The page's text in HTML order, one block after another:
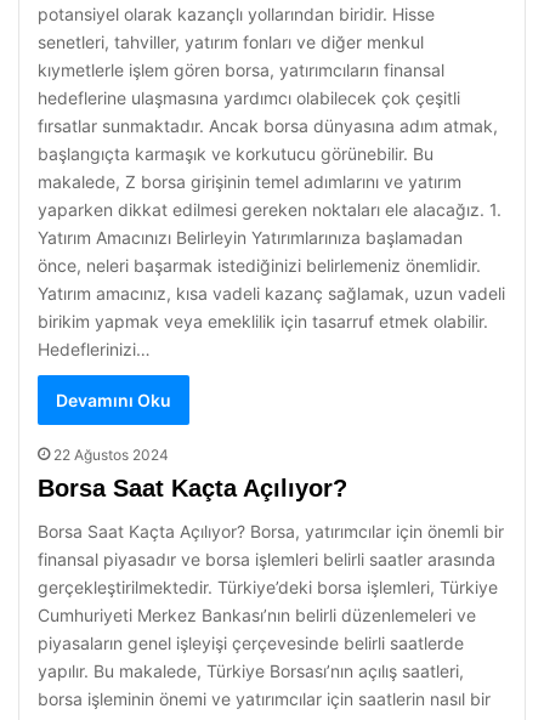
potansiyel olarak kazançlı yollarından biridir. Hisse
senetleri, tahviller, yatırım fonları ve diğer menkul
kıymetlerle işlem gören borsa, yatırımcıların finansal
hedeflerine ulaşmasına yardımcı olabilecek çok çeşitli
fırsatlar sunmaktadır. Ancak borsa dünyasına adım atmak,
başlangıçta karmaşık ve korkutucu görünebilir. Bu
makalede, Z borsa girişinin temel adımlarını ve yatırım
yaparken dikkat edilmesi gereken noktaları ele alacağız. 1.
Yatırım Amacınızı Belirleyin Yatırımlarınıza başlamadan
önce, neleri başarmak istediğinizi belirlemeniz önemlidir.
Yatırım amacınız, kısa vadeli kazanç sağlamak, uzun vadeli
birikim yapmak veya emeklilik için tasarruf etmek olabilir.
Hedeflerinizi…
Devamını Oku
22 Ağustos 2024
Borsa Saat Kaçta Açılıyor?
Borsa Saat Kaçta Açılıyor? Borsa, yatırımcılar için önemli bir
finansal piyasadır ve borsa işlemleri belirli saatler arasında
gerçekleştirilmektedir. Türkiye’deki borsa işlemleri, Türkiye
Cumhuriyeti Merkez Bankası’nın belirli düzenlemeleri ve
piyasaların genel işleyişi çerçevesinde belirli saatlerde
yapılır. Bu makalede, Türkiye Borsası’nın açılış saatleri,
borsa işleminin önemi ve yatırımcılar için saatlerin nasıl bir